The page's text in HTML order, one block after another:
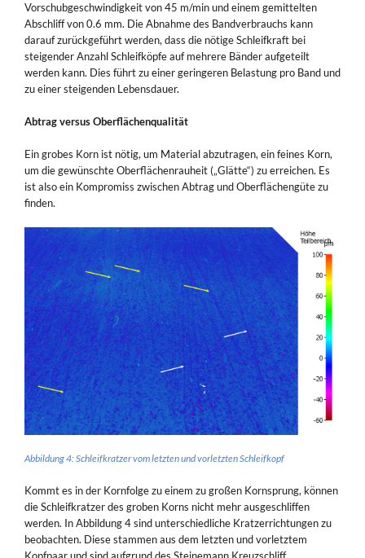
Vorschubgeschwindigkeit von 45 m/min und einem gemittelten
Abschliff von 0.6 mm. Die Abnahme des Bandverbrauchs kann
darauf zurückgeführt werden, dass die nötige Schleifkraft bei
steigender Anzahl Schleifköpfe auf mehrere Bänder aufgeteilt
werden kann. Dies führt zu einer geringeren Belastung pro Band und
zu einer steigenden Lebensdauer.
Abtrag versus Oberflächenqualität
Ein grobes Korn ist nötig, um Material abzutragen, ein feines Korn,
um die gewünschte Oberflächenrauheit („Glätte“) zu erreichen. Es
ist also ein Kompromiss zwischen Abtrag und Oberflächengüte zu
finden.
Abbildung 4: Schleifkratzer vom letzten und vorletzten Schleifkopf
Kommt es in der Kornfolge zu einem zu großen Kornsprung, können
die Schleifkratzer des groben Korns nicht mehr ausgeschliffen
werden. In Abbildung 4 sind unterschiedliche Kratzerrichtungen zu
beobachten. Diese stammen aus dem letzten und vorletztem